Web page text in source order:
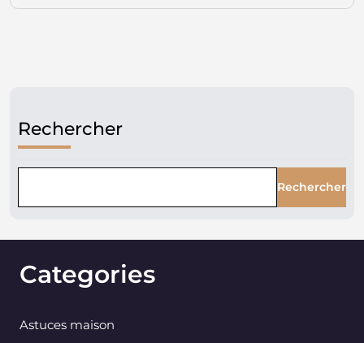
Rechercher
Rechercher
Categories
Astuces maison